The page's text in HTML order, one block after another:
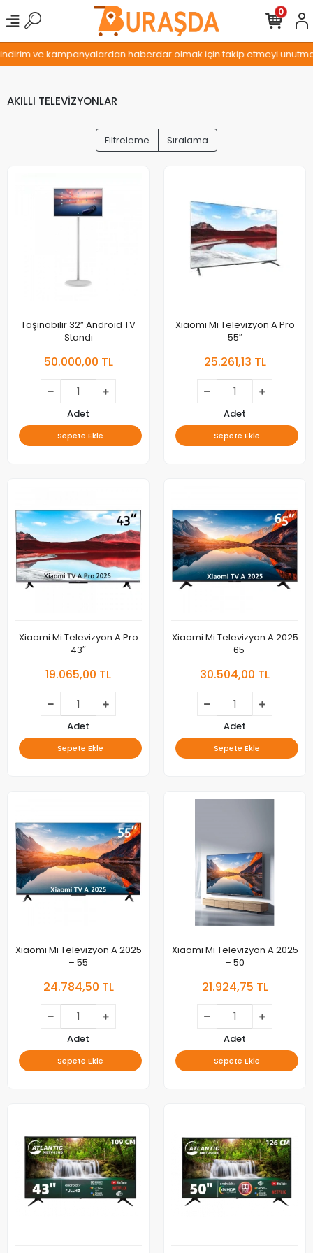
ve kampanyalardan haberdar olmak için takip etmeyi
0
AKILLI TELEVİZYONLAR
Filtreleme Sıralama
Taşınabilir 32” Android TV
Standı
50.000,00 TL
Adet
Sepete Ekle
Xiaomi Mi Televizyon A Pro
55″
25.261,13 TL
Adet
Sepete Ekle
Xiaomi Mi Televizyon A Pro
43″
19.065,00 TL
Adet
Sepete Ekle
Xiaomi Mi Televizyon A 2025
– 65
30.504,00 TL
Adet
Sepete Ekle
Xiaomi Mi Televizyon A 2025
– 55
24.784,50 TL
Adet
Sepete Ekle
Xiaomi Mi Televizyon A 2025
– 50
21.924,75 TL
Adet
Sepete Ekle